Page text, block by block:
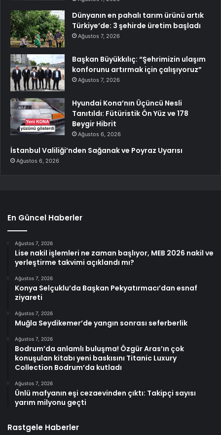
Dünyanın en pahalı tarım ürünü artık
Türkiye’de: 3 şehirde üretim başladı
Ağustos 7, 2026
Başkan Büyükkılıç: “Şehrimizin ulaşım
konforunu artırmak için çalışıyoruz”
Ağustos 7, 2026
Hyundai Kona’nın Üçüncü Nesli
Tanıtıldı: Fütüristik Ön Yüz ve 178
Beygir Hibrit
Ağustos 6, 2026
İstanbul Valiliği’nden Sağanak ve Poyraz Uyarısı
Ağustos 6, 2026
En Güncel Haberler
Ağustos 7, 2026
Lise nakil işlemleri ne zaman başlıyor, MEB 2026 nakil ve
yerleştirme takvimi açıklandı mı?
Ağustos 7, 2026
Konya Selçuklu’da Başkan Pekyatırmacı’dan esnaf
ziyareti
Ağustos 7, 2026
Muğla Seydikemer’de yangın sonrası seferberlik
Ağustos 7, 2026
Bodrum’da anlamlı buluşma! Özgür Aras’ın çok
konuşulan kitabı yeni baskısını Titanic Luxury
Collection Bodrum’da kutladı
Ağustos 7, 2026
Ünlü mafyanın eşi cezaevinden çıktı: Takipçi sayısı
yarım milyonu geçti
Rastgele Haberler